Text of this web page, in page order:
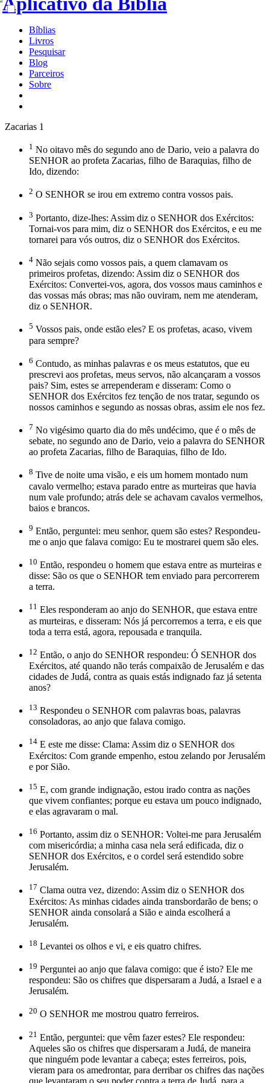
Bíblias
Livros
Pesquisar
Blog
Parceiros
Sobre
Zacarias 1
1 No oitavo mês do segundo ano de Dario, veio a palavra do
SENHOR ao profeta Zacarias, filho de Baraquias, filho de
Ido, dizendo:
2 O SENHOR se irou em extremo contra vossos pais.
3 Portanto, dize-lhes: Assim diz o SENHOR dos Exércitos:
Tornai-vos para mim, diz o SENHOR dos Exércitos, e eu me
tornarei para vós outros, diz o SENHOR dos Exércitos.
4 Não sejais como vossos pais, a quem clamavam os
primeiros profetas, dizendo: Assim diz o SENHOR dos
Exércitos: Convertei-vos, agora, dos vossos maus caminhos e
das vossas más obras; mas não ouviram, nem me atenderam,
diz o SENHOR.
5 Vossos pais, onde estão eles? E os profetas, acaso, vivem
para sempre?
6 Contudo, as minhas palavras e os meus estatutos, que eu
prescrevi aos profetas, meus servos, não alcançaram a vossos
pais? Sim, estes se arrependeram e disseram: Como o
SENHOR dos Exércitos fez tenção de nos tratar, segundo os
nossos caminhos e segundo as nossas obras, assim ele nos fez.
7 No vigésimo quarto dia do mês undécimo, que é o mês de
sebate, no segundo ano de Dario, veio a palavra do SENHOR
ao profeta Zacarias, filho de Baraquias, filho de Ido.
8 Tive de noite uma visão, e eis um homem montado num
cavalo vermelho; estava parado entre as murteiras que havia
num vale profundo; atrás dele se achavam cavalos vermelhos,
baios e brancos.
9 Então, perguntei: meu senhor, quem são estes? Respondeu-
me o anjo que falava comigo: Eu te mostrarei quem são eles.
10 Então, respondeu o homem que estava entre as murteiras e
disse: São os que o SENHOR tem enviado para percorrerem
a terra.
11 Eles responderam ao anjo do SENHOR, que estava entre
as murteiras, e disseram: Nós já percorremos a terra, e eis que
toda a terra está, agora, repousada e tranquila.
12 Então, o anjo do SENHOR respondeu: Ó SENHOR dos
Exércitos, até quando não terás compaixão de Jerusalém e das
cidades de Judá, contra as quais estás indignado faz já setenta
anos?
13 Respondeu o SENHOR com palavras boas, palavras
consoladoras, ao anjo que falava comigo.
14 E este me disse: Clama: Assim diz o SENHOR dos
Exércitos: Com grande empenho, estou zelando por Jerusalém
e por Sião.
15 E, com grande indignação, estou irado contra as nações
que vivem confiantes; porque eu estava um pouco indignado,
e elas agravaram o mal.
16 Portanto, assim diz o SENHOR: Voltei-me para Jerusalém
com misericórdia; a minha casa nela será edificada, diz o
SENHOR dos Exércitos, e o cordel será estendido sobre
Jerusalém.
17 Clama outra vez, dizendo: Assim diz o SENHOR dos
Exércitos: As minhas cidades ainda transbordarão de bens; o
SENHOR ainda consolará a Sião e ainda escolherá a
Jerusalém.
18 Levantei os olhos e vi, e eis quatro chifres.
19 Perguntei ao anjo que falava comigo: que é isto? Ele me
respondeu: São os chifres que dispersaram a Judá, a Israel e a
Jerusalém.
20 O SENHOR me mostrou quatro ferreiros.
21 Então, perguntei: que vêm fazer estes? Ele respondeu:
Aqueles são os chifres que dispersaram a Judá, de maneira
que ninguém pode levantar a cabeça; estes ferreiros, pois,
vieram para os amedrontar, para derribar os chifres das nações
que levantaram o seu poder contra a terra de Judá, para a